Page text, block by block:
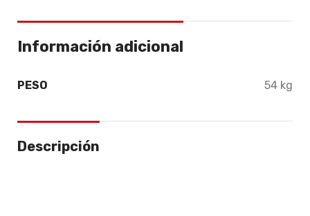
Información adicional
PESO 54 kg
Descripción